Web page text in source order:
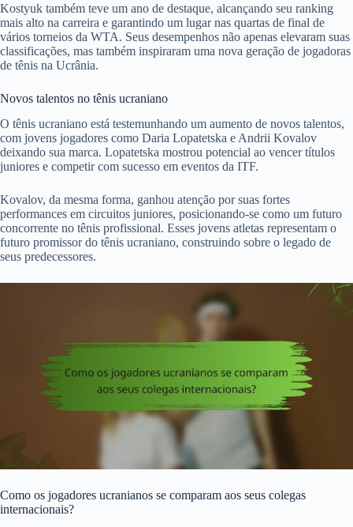
Kostyuk também teve um ano de destaque, alcançando seu ranking
mais alto na carreira e garantindo um lugar nas quartas de final de
vários torneios da WTA. Seus desempenhos não apenas elevaram suas
classificações, mas também inspiraram uma nova geração de jogadoras
de tênis na Ucrânia.
Novos talentos no tênis ucraniano
O tênis ucraniano está testemunhando um aumento de novos talentos,
com jovens jogadores como Daria Lopatetska e Andrii Kovalov
deixando sua marca. Lopatetska mostrou potencial ao vencer títulos
juniores e competir com sucesso em eventos da ITF.
Kovalov, da mesma forma, ganhou atenção por suas fortes
performances em circuitos juniores, posicionando-se como um futuro
concorrente no tênis profissional. Esses jovens atletas representam o
futuro promissor do tênis ucraniano, construindo sobre o legado de
seus predecessores.
Como os jogadores ucranianos se comparam aos seus colegas
internacionais?